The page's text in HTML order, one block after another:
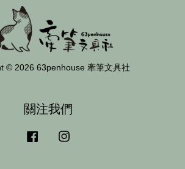
© 2026 63penhouse 牽筆文具社
關注我們
Facebook